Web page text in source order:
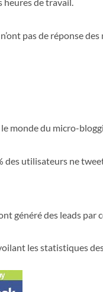
pas de réponse
monde du micro-
utilisateurs ne
généré des leads
les statistiques